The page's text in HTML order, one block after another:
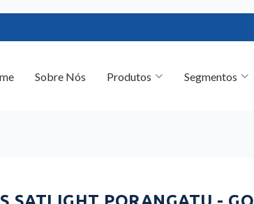
SATLIGHT PORANGATU - GO